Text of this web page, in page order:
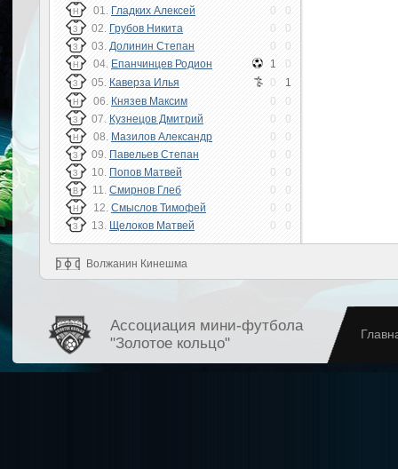
Н 01. Гладких Алексей 0 0
З 02. Грубов Никита 0 0
З 03. Долинин Степан 0 0
Н 04. Епанчинцев Родион 1 0
З 05. Каверза Илья 0 1
Н 06. Князев Максим 0 0
З 07. Кузнецов Дмитрий 0 0
Н 08. Мазилов Александр 0 0
З 09. Павельев Степан 0 0
З 10. Попов Матвей 0 0
В 11. Смирнов Глеб 0 0
Н 12. Смыслов Тимофей 0 0
З 13. Щелоков Матвей 0 0
Волжанин Кинешма
Ассоциация мини-футбола
"Золотое кольцо"